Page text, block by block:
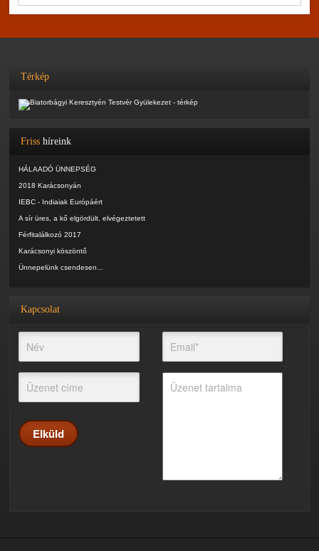
Térkép
Frisshíreink
HÁLAADÓ ÜNNEPSÉG
2018 Karácsonyán
IEBC - Indiaiak Európáért
A sír üres, a kő elgördült, elvégeztetett
Férfitalálkozó 2017
Karácsonyi köszöntő
Ünnepelünk csendesen...
Kapcsolat